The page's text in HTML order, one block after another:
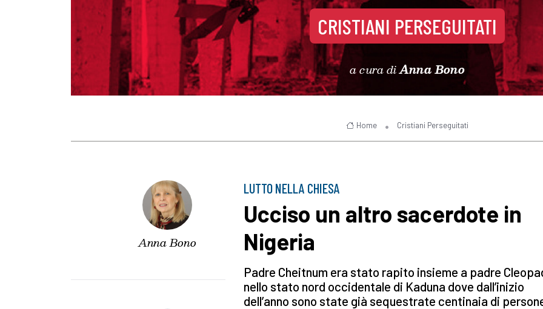
CRISTIANI PERSEGUITATI
a cura diAnna Bono
Home Cristiani Perseguitati
Anna Bono
LUTTO NELLA CHIESA
Ucciso un altro sacerdote in
Nigeria
Padre Cheitnum era stato rapito insieme a padre
nello stato nord occidentale di Kaduna dove dall’inizio
dell’anno sono state già sequestrate centinaia di